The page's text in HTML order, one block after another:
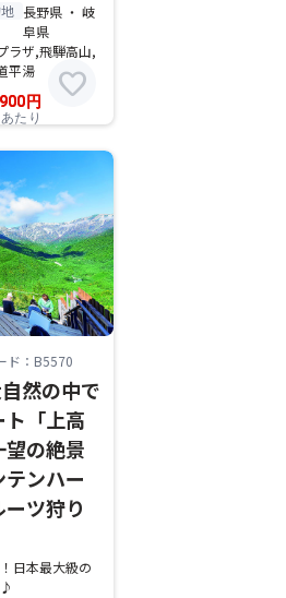
長野県 ・ 岐
阜県
ラザ,飛騨高山,
平湯
円
たり
favorite
ド：B5570
然の中で
「上高
の絶景
ンハー
ツ狩り
日本最大級の